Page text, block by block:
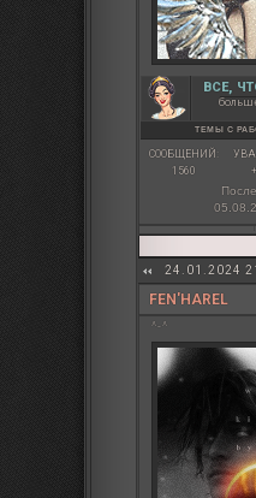
ВСЕ,
ТЕМЫ С
СООБЩЕНИЙ:
1560
24.01.2024
FEN'HAREL
^-^